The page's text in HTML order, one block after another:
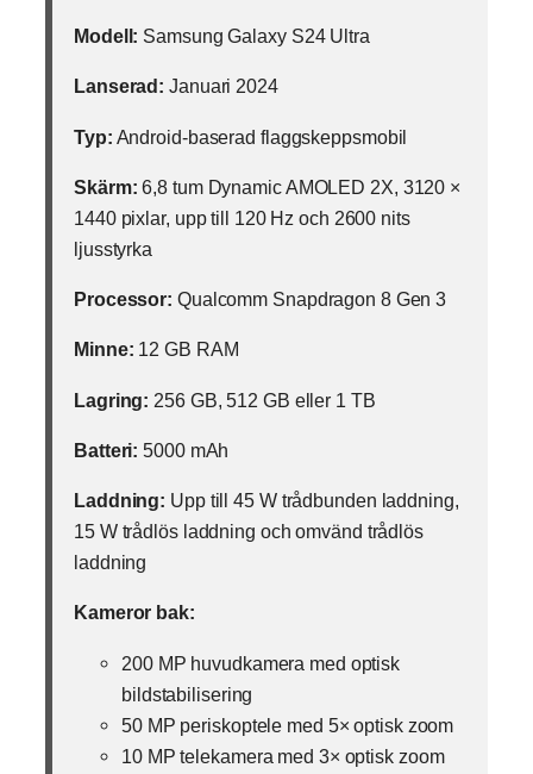
Modell: Samsung Galaxy S24 Ultra
Lanserad: Januari 2024
Typ: Android-baserad flaggskeppsmobil
Skärm: 6,8 tum Dynamic AMOLED 2X, 3120 ×
1440 pixlar, upp till 120 Hz och 2600 nits
ljusstyrka
Processor: Qualcomm Snapdragon 8 Gen 3
Minne: 12 GB RAM
Lagring: 256 GB, 512 GB eller 1 TB
Batteri: 5000 mAh
Laddning: Upp till 45 W trådbunden laddning,
15 W trådlös laddning och omvänd trådlös
laddning
Kameror bak:
200 MP huvudkamera med optisk
bildstabilisering
50 MP periskoptele med 5× optisk zoom
10 MP telekamera med 3× optisk zoom